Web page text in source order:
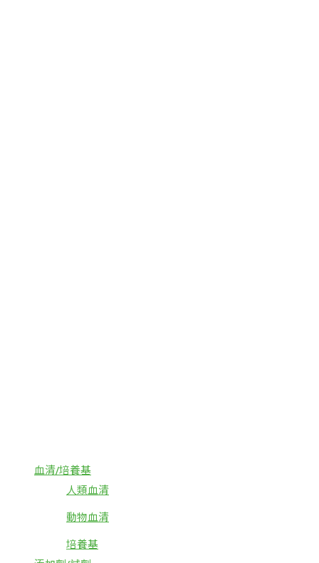
血清/培養基
人類血清
動物血清
培養基